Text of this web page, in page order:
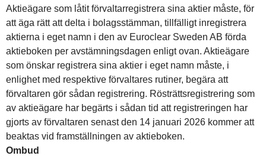
Aktieägare som låtit förvaltarregistrera sina aktier måste, för
att äga rätt att delta i bolagsstämman, tillfälligt inregistrera
aktierna i eget namn i den av Euroclear Sweden AB förda
aktieboken per avstämningsdagen enligt ovan. Aktieägare
som önskar registrera sina aktier i eget namn måste, i
enlighet med respektive förvaltares rutiner, begära att
förvaltaren gör sådan registrering. Rösträttsregistrering som
av aktieägare har begärts i sådan tid att registreringen har
gjorts av förvaltaren senast den 14 januari 2026 kommer att
beaktas vid framställningen av aktieboken.
Ombud